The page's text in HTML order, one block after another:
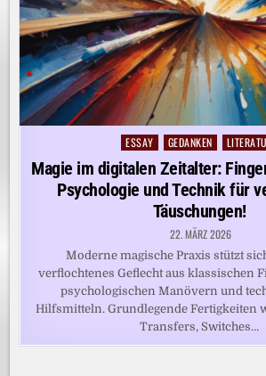
Posted
in
ESSAY GEDANKEN
Magie im digitalen Zeitalter:
Psychologie und Technik für
Täuschungen!
22. MÄRZ 2026
Moderne magische Praxis stützt
verflochtenes Geflecht aus klassischen
psychologischen Manövern und
Hilfsmitteln. Grundlegende Fertigkeiten
Transfers, Switches…